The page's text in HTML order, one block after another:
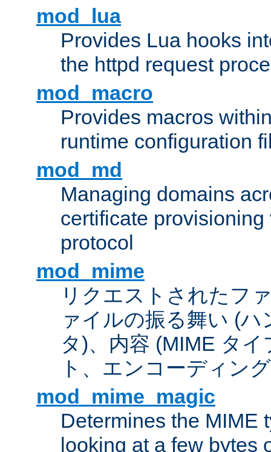
mod_lua
Provides Lua hooks
the httpd request
mod_macro
Provides macros
runtime configuration
mod_md
Managing domains
certificate provisioning
protocol
mod_mime
リクエストされたフ
ァイルの振る舞い (
タ)、内容 (MIME タ
ト、エンコーディン
mod_mime_magic
Determines the MIME
looking at a few bytes